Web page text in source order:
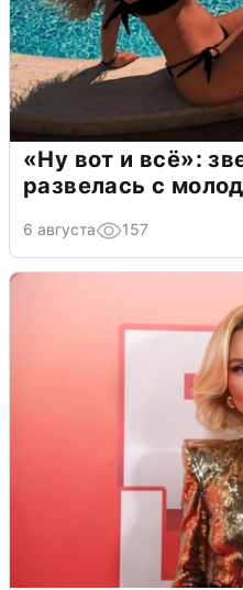
«Ну вот и всё»:
развелась с
6 августа 157